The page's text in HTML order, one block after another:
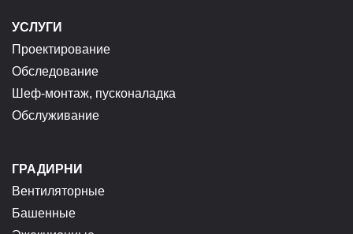
УСЛУГИ
Проектирование
Обследование
Шеф-монтаж, пусконаладка
Обслуживание
ГРАДИРНИ
Вентиляторные
Башенные